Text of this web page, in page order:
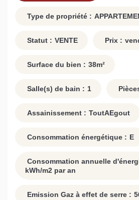
Type de propriété :
Statut : VENTE Prix :
Surface du bien : 38m²
Salle(s) de bain : 1
Assainissement : ToutAEgout
Consommation énergétique : E
Consommation annuelle
kWh/m2 par an
Emission Gaz à effet de serre :